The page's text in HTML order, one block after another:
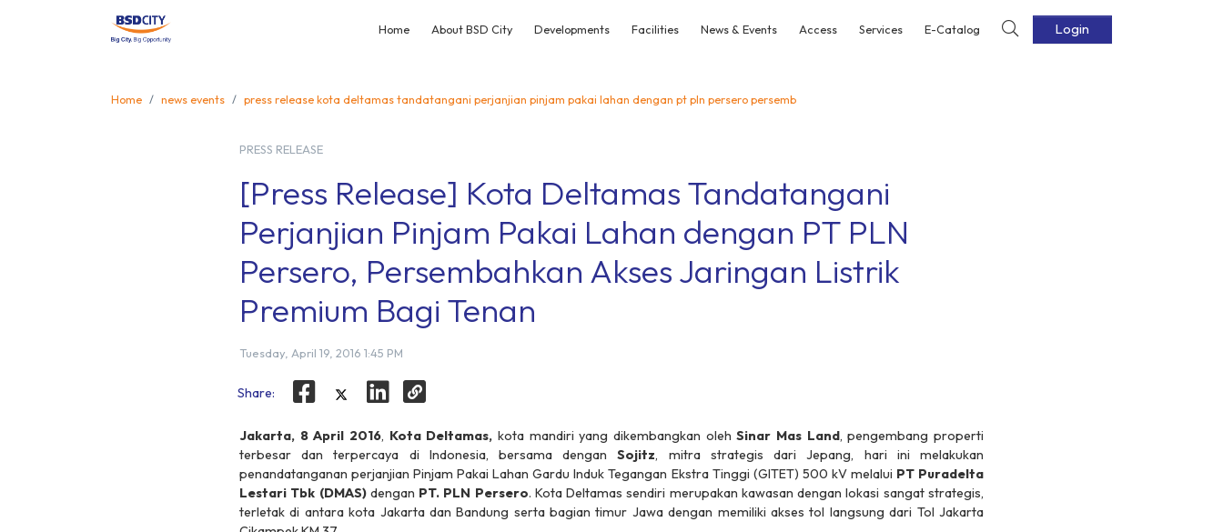
Home About BSD City Developments Facilities News & Events Access Services E-Catalog Login
Home news events press release kota deltamas tandatangani perjanjian pinjam pakai lahan dengan pt pln persero persemb
PRESS RELEASE
[Press Release] Kota Deltamas Tandatangani
Perjanjian Pinjam Pakai Lahan dengan PT PLN
Persero, Persembahkan Akses Jaringan Listrik
Premium Bagi Tenan
Tuesday, April 19, 2016 1:45 PM
Share:
Jakarta, 8 April 2016, Kota Deltamas,kota mandiri yang dikembangkan olehSinar Mas Land, pengembang properti
terbesar dan terpercaya di Indonesia, bersama denganSojitz, mitra strategis dari Jepang, hari ini melakukan
penandatanganan perjanjian Pinjam Pakai Lahan Gardu Induk Tegangan Ekstra Tinggi (GITET) 500 kV melalui PT Puradelta
Lestari Tbk (DMAS)dengan PT. PLN Persero. Kota Deltamas sendiri merupakan kawasan dengan lokasi sangat strategis,
terletak di antara kota Jakarta dan Bandung serta bagian timur Jawa dengan memiliki akses tol langsung dari Tol Jakarta